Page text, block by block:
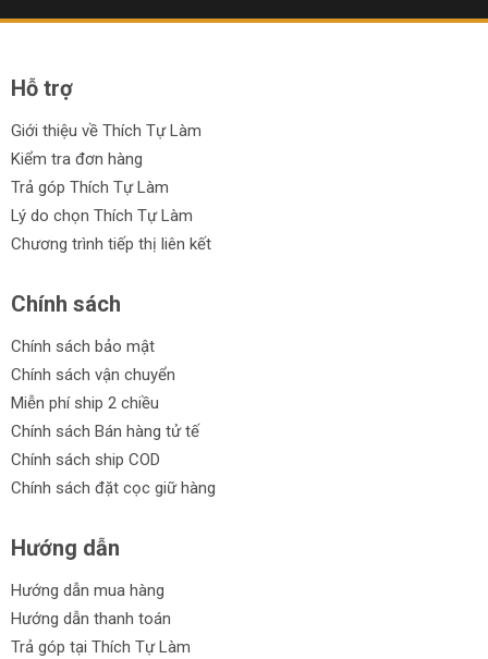
Hỗ trợ
Giới thiệu về Thích Tự Làm
Kiểm tra đơn hàng
Trả góp Thích Tự Làm
Lý do chọn Thích Tự Làm
Chương trình tiếp thị liên kết
Chính sách
Chính sách bảo mật
Chính sách vận chuyển
Miễn phí ship 2 chiều
Chính sách Bán hàng tử tế
Chính sách ship COD
Chính sách đặt cọc giữ hàng
Hướng dẫn
Hướng dẫn mua hàng
Hướng dẫn thanh toán
Trả góp tại Thích Tự Làm